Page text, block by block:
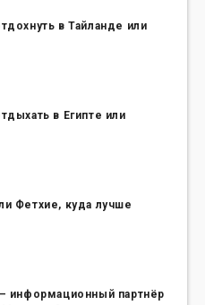
в Тайланде или
в Египте или
Фетхие, куда лучше
информационный партнёр